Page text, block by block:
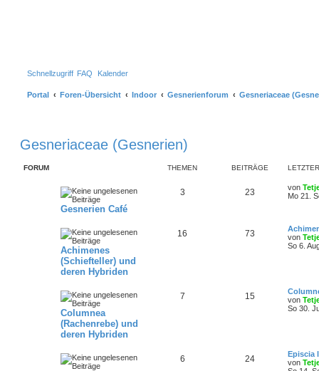
Schnellzugriff FAQ Kalender
Portal Foren-Übersicht Indoor Gesnerienforum Gesneriaceae
Gesneriaceae (Gesnerien)
FORUM THEMEN BEITRÄGE
Gesnerien Café
3 23 von
Mo 21.
Achimenes
(Schiefteller) und
deren Hybriden
16 73
von
So 6.
Columnea
(Rachenrebe) und
deren Hybriden
7 15
von
So 30.
6 24
Episcia
von